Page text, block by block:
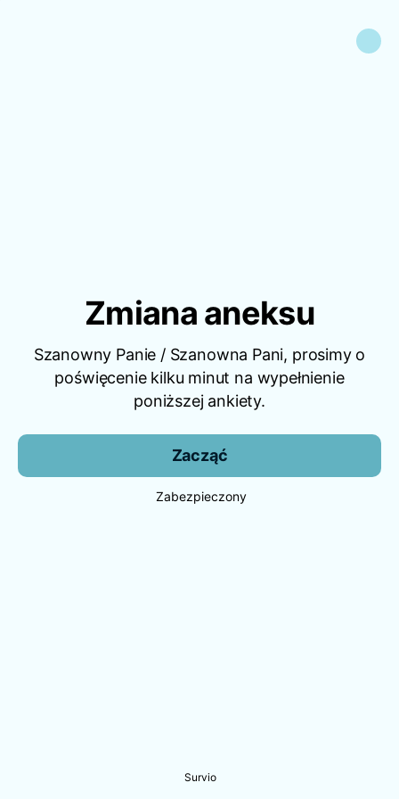
Zmiana aneksu
Szanowny Panie / Szanowna Pani, prosimy o
poświęcenie kilku minut na wypełnienie
poniższej ankiety.
Zacząć
Zabezpieczony
Survio